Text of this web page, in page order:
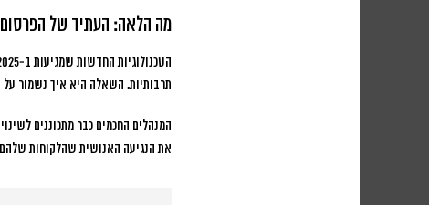
מה הלאה: העתיד של הפרסום
תרבותיות. השאלה היא איך נשמור על
המנהלים החכמים כבר מתכוננים
את הנגיעה האנושית שהלקוחות